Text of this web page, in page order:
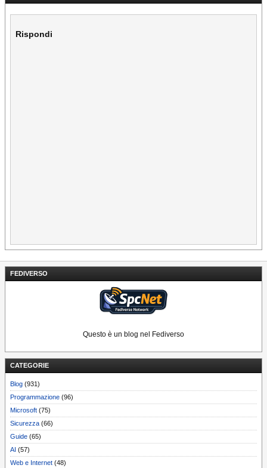
FEDIVERSO
Questo è un blog nel Fediverso
CATEGORIE
Blog (931)
Programmazione (96)
Microsoft (75)
Sicurezza (66)
Guide (65)
AI (57)
Web e Internet (48)
Rispondi